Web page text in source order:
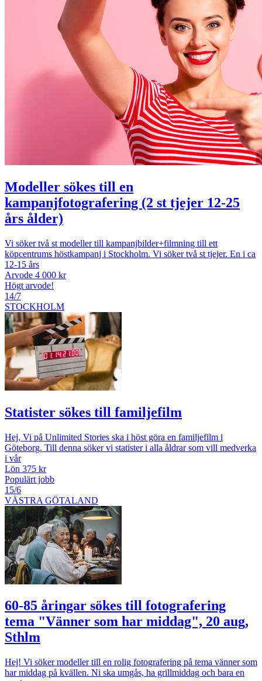
Modeller sökes till en
kampanjfotografering (2 st tjejer 12-25
års ålder)
Vi söker två st modeller till kampanjbilder+filmning till ett
köpcentrums höstkampanj i Stockholm. Vi söker två st tjejer. En i ca
12-15 års
Arvode 4 000 kr
Högt arvode!
14/7
STOCKHOLM
Statister sökes till familjefilm
Hej, Vi på Unlimited Stories ska i höst göra en familjefilm i
Göteborg. Till denna söker vi statister i alla åldrar som vill medverka
i vår
Lön 375 kr
Populärt jobb
15/6
VÄSTRA GÖTALAND
60-85 åringar sökes till fotografering
tema "Vänner som har middag", 20 aug,
Sthlm
Hej! Vi söker modeller till en rolig fotografering på tema vänner som
har middag på kvällen. Ni ska umgås, ha grillmiddag och bara en